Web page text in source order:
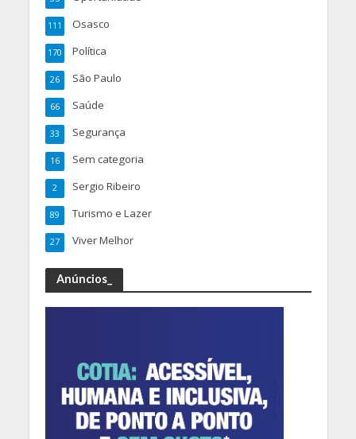
Osasco
111
Política
170
São Paulo
26
Saúde
66
Segurança
33
Sem categoria
16
Sergio Ribeiro
2
Turismo e Lazer
89
Viver Melhor
27
Anúncios_